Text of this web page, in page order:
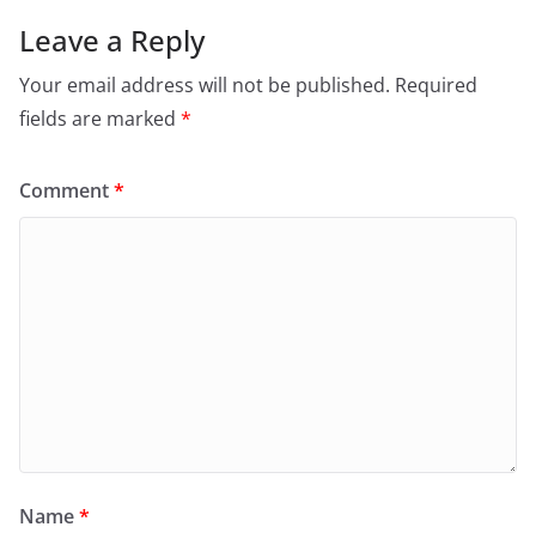
Leave a Reply
Your email address will not be published. Required
fields are marked *
Comment*
Name*